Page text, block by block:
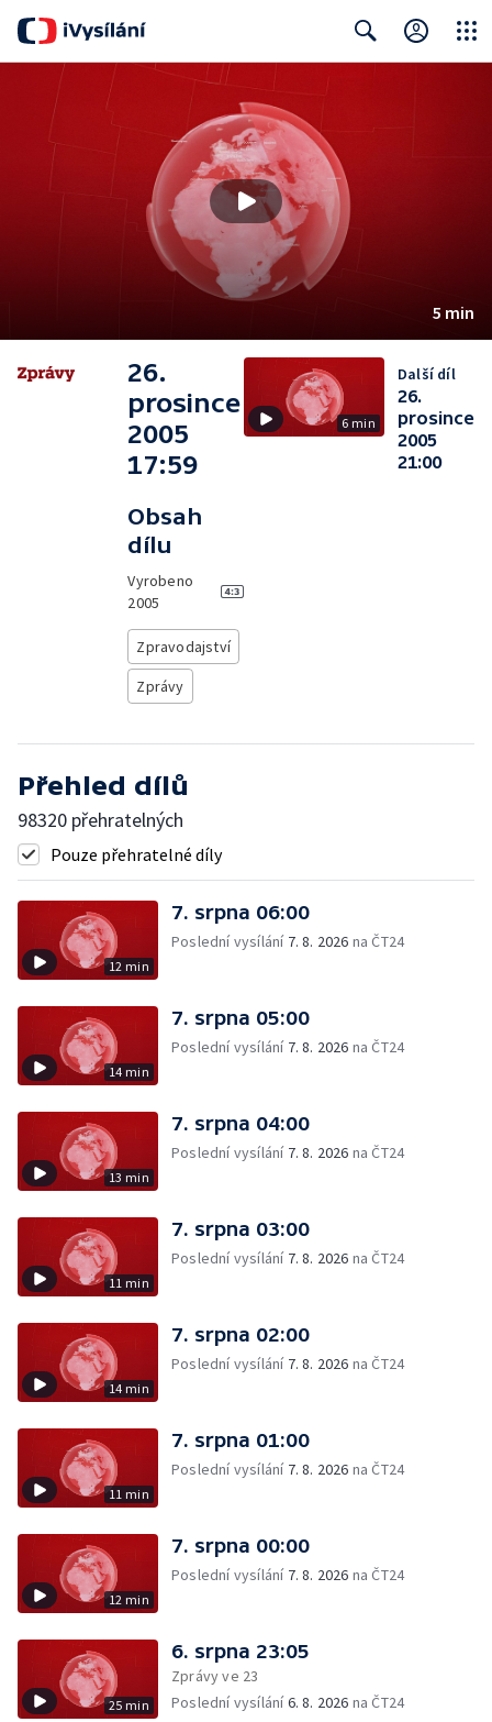
5 min
26.
prosince
2005
17:59
Obsah
dílu
Vyrobeno
2005
Zpravodajství
Zprávy
6 min
Další díl
26.
prosince
2005
21:00
Přehled dílů
98320 přehratelných
Pouze přehratelné díly
12 min
7. srpna 06:00
Poslední vysílání 7. 8. 2026 na ČT24
14 min
7. srpna 05:00
Poslední vysílání 7. 8. 2026 na ČT24
13 min
7. srpna 04:00
Poslední vysílání 7. 8. 2026 na ČT24
11 min
7. srpna 03:00
Poslední vysílání 7. 8. 2026 na ČT24
14 min
7. srpna 02:00
Poslední vysílání 7. 8. 2026 na ČT24
11 min
7. srpna 01:00
Poslední vysílání 7. 8. 2026 na ČT24
12 min
7. srpna 00:00
Poslední vysílání 7. 8. 2026 na ČT24
25 min
6. srpna 23:05
Zprávy ve 23
Poslední vysílání6. 8. 2026 na ČT24